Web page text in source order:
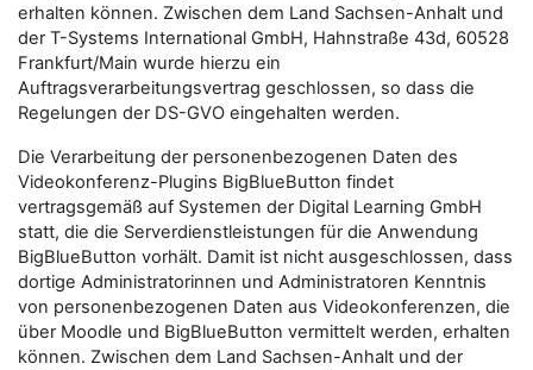
erhalten können. Zwischen dem Land Sachsen-Anhalt und
der T-Systems International GmbH, Hahnstraße 43d, 60528
Frankfurt/Main wurde hierzu ein
Auftragsverarbeitungsvertrag geschlossen, so dass die
Regelungen der DS-GVO eingehalten werden.
Die Verarbeitung der personenbezogenen Daten des
Videokonferenz-Plugins BigBlueButton findet
vertragsgemäß auf Systemen der Digital Learning GmbH
statt, die die Serverdienstleistungen für die Anwendung
BigBlueButton vorhält. Damit ist nicht ausgeschlossen, dass
dortige Administratorinnen und Administratoren Kenntnis
von personenbezogenen Daten aus Videokonferenzen, die
über Moodle und BigBlueButton vermittelt werden, erhalten
können. Zwischen dem Land Sachsen-Anhalt und der